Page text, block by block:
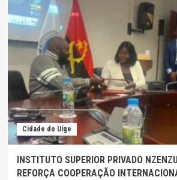
Cidade do Uíge
INSTITUTO SUPERIOR PRIVADO
REFORÇA COOPERAÇÃO